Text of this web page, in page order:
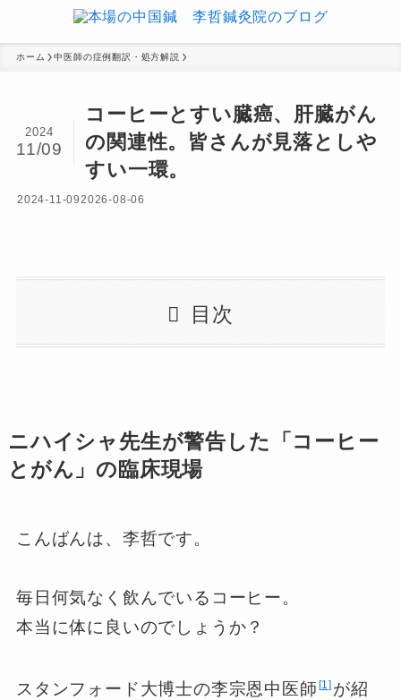
ホーム 中医師の症例翻訳・処方解説
コーヒーとすい臓癌、肝臓がん
の関連性。皆さんが見落としや
すい一環。
2024
11/09
2024-11-092026-08-06
目次
ニハイシャ先生が警告した「コーヒー
とがん」の臨床現場
こんばんは、李哲です。
毎日何気なく飲んでいるコーヒー。
本当に体に良いのでしょうか？
スタンフォード大博士の李宗恩中医師 1 が紹